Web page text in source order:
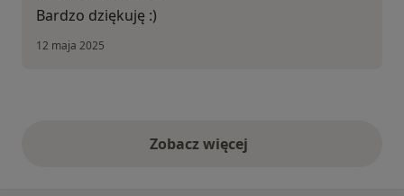
Bardzo dziękuję :)
12 maja 2025
Zobacz więcejopinie powyżej